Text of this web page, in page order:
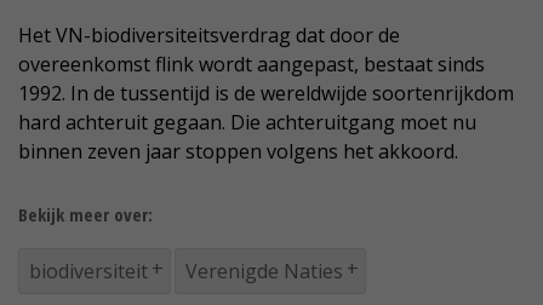
Het VN-biodiversiteitsverdrag dat door de
overeenkomst flink wordt aangepast, bestaat sinds
1992. In de tussentijd is de wereldwijde soortenrijkdom
hard achteruit gegaan. Die achteruitgang moet nu
binnen zeven jaar stoppen volgens het akkoord.
Bekijk meer over:
biodiversiteit Verenigde Naties